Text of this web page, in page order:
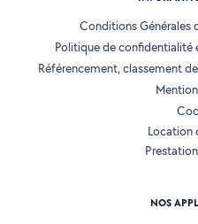
Conditions Générales
Politique de confidentialité
Référencement, classement
Location
NOS